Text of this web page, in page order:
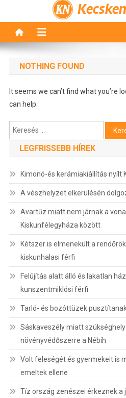
NOTHING FOUND
It seems we can’t find what you’re
can help.
Keresés:
LEGFRISSEBB HÍREK
Kimonó-és kerámiakiállítás nyílt
A vészhelyzet elkerülésén
Avartűz miatt nem járnak a
Kiskunfélegyháza között
Kétszer is elmenekült a
kiskunhalasi férfi
Felújítás alatt álló és lakatlan
kunszentmiklósi férfi
Tarló- és bozóttüzek
Sáskaveszély miatt
növényvédőszerre a Nébih
Volt feleségét és gyermekeit is
emeltek ellene
Tíz ország zenészei érkeznek a